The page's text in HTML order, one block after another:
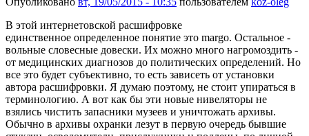
В этой интернетовской расшифровке
единственное определенное понятие это margo. Остальное -
вольные словесные довески. Их можно много нагромоздить -
от медицинских диагнозов до политических определений. Но
все это будет субъективно, то есть зависеть от установки
автора расшифровки. Я думаю поэтому, не стоит упираться в
терминологию. А вот как бы эти новые нивеляторы не
взялись чистить запасники музеев и уничтожать архивы.
Обычно в архивы охранки лезут в первую очередь бывшие